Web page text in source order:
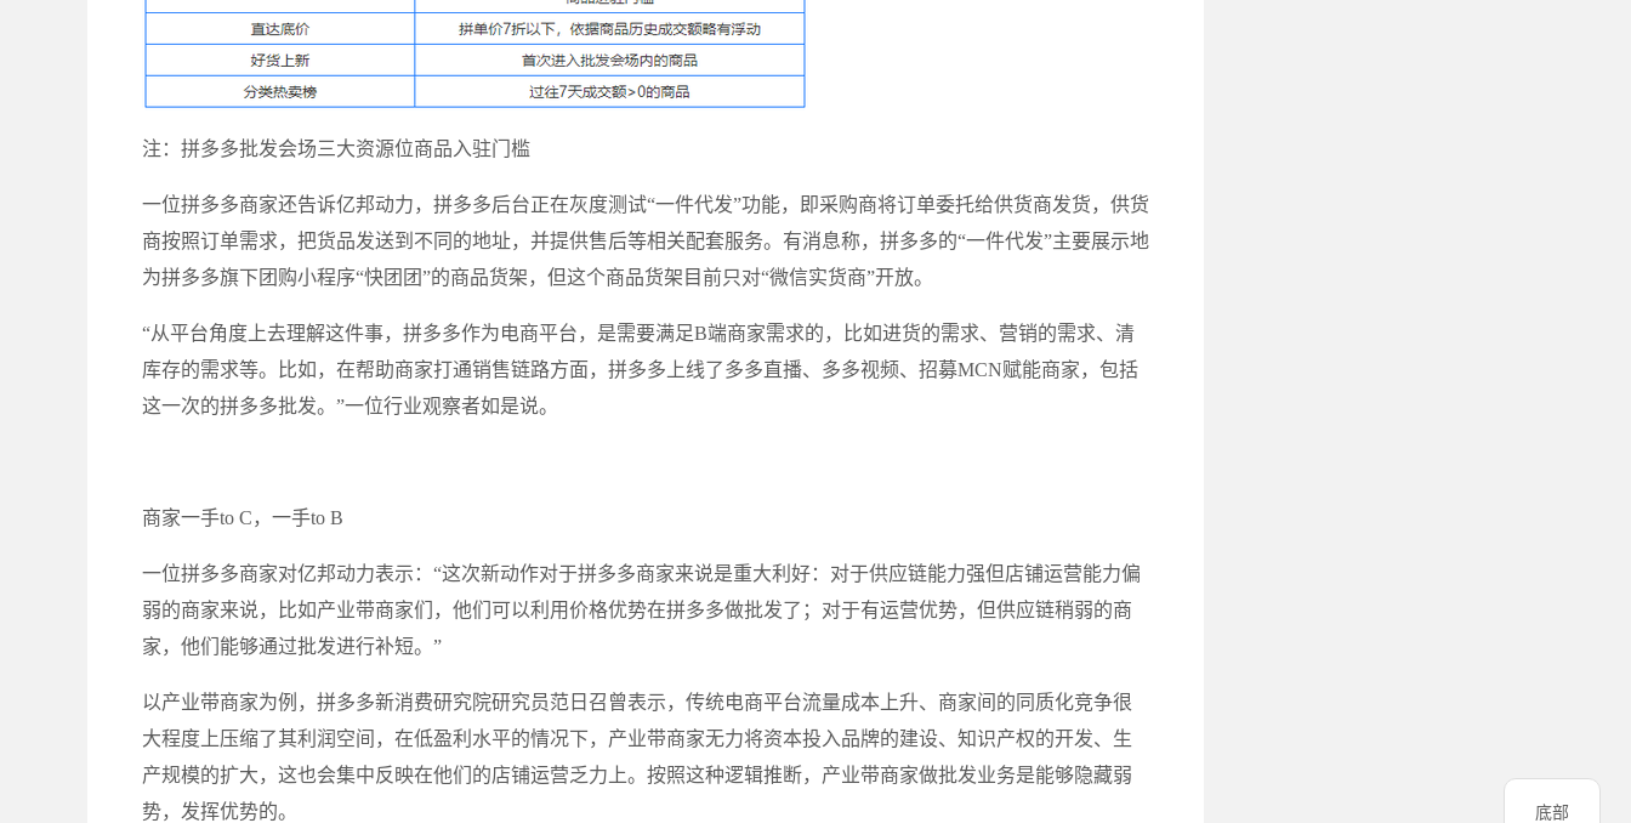
底部
注：拼多多批发会场三大资源位商品入驻门槛
一位拼多多商家还告诉亿邦动力，拼多多后台正在灰度测试“一件代发”功能，即采购商将订单委托给供货商发货，供货
商按照订单需求，把货品发送到不同的地址，并提供售后等相关配套服务。有消息称，拼多多的“一件代发”主要展示地
为拼多多旗下团购小程序“快团团”的商品货架，但这个商品货架目前只对“微信实货商”开放。
“从平台角度上去理解这件事，拼多多作为电商平台，是需要满足B端商家需求的，比如进货的需求、营销的需求、清
库存的需求等。比如，在帮助商家打通销售链路方面，拼多多上线了多多直播、多多视频、招募MCN赋能商家，包括
这一次的拼多多批发。”一位行业观察者如是说。
商家一手to C，一手to B
一位拼多多商家对亿邦动力表示：“这次新动作对于拼多多商家来说是重大利好：对于供应链能力强但店铺运营能力偏
弱的商家来说，比如产业带商家们，他们可以利用价格优势在拼多多做批发了；对于有运营优势，但供应链稍弱的商
家，他们能够通过批发进行补短。”
以产业带商家为例，拼多多新消费研究院研究员范日召曾表示，传统电商平台流量成本上升、商家间的同质化竞争很
大程度上压缩了其利润空间，在低盈利水平的情况下，产业带商家无力将资本投入品牌的建设、知识产权的开发、生
产规模的扩大，这也会集中反映在他们的店铺运营乏力上。按照这种逻辑推断，产业带商家做批发业务是能够隐藏弱
势，发挥优势的。